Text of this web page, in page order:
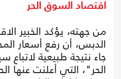
اقتصاد السوق الحر
من جهته، يؤكد الخبير
الدبس، أن رفع أسعار
جاء نتيجة طبيعية
الحر"، التي أعلنت عنها